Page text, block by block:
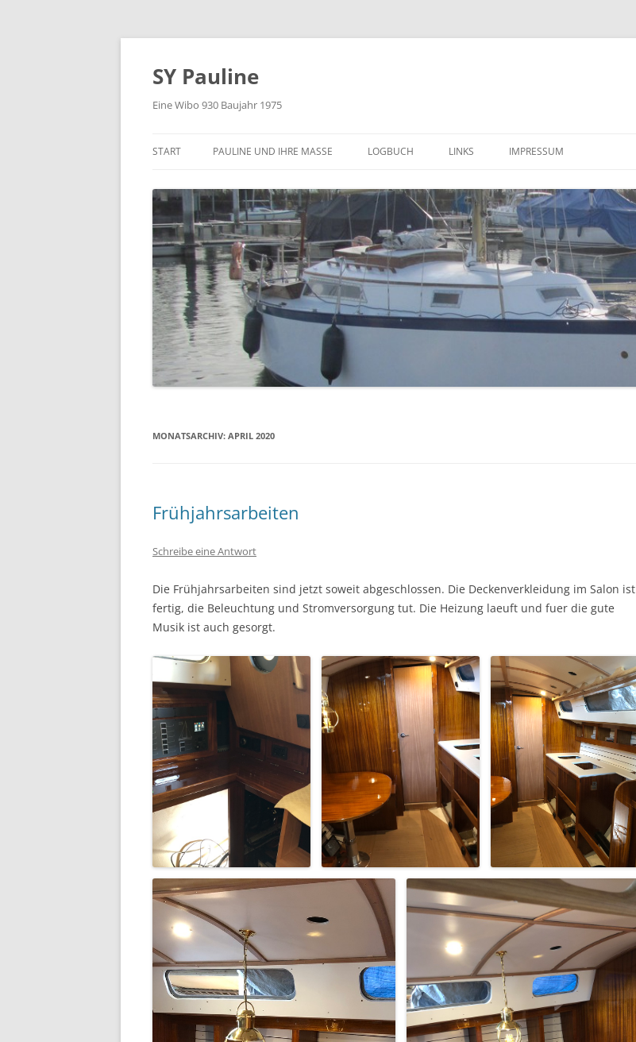
Zum
SY Pauline
Eine Wibo 930 Baujahr 1975
START PAULINE UND IHRE MASSE LOGBUCH
WEITERE IMPRESSIONEN ( APRIL –
JUNI 2014 )
DER TRANSPORT IN DIE
HEIMISCHE SCHEUNE (30. JUNI
2014)
LINKS IMPRESSUM
MONATSARCHIV: APRIL 2020
Frühjahrsarbeiten
Schreibe eine Antwort
Die Frühjahrsarbeiten sind jetzt soweit abgeschlossen. Die Deckenverkleidung im Salon ist
fertig, die Beleuchtung und Stromversorgung tut. Die Heizung laeuft und fuer die gute
Musik ist auch gesorgt.